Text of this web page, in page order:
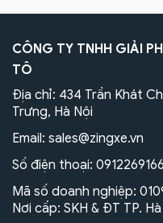
CÔNG TY TNHH GIẢI
TÔ
Địa chỉ: 434 Trần Khát
Trưng, Hà Nội
Email: sales@zingxe.vn
Số điện thoại: 0912269166
Mã số doanh nghiệp:
Nơi cấp: SKH & ĐT TP.